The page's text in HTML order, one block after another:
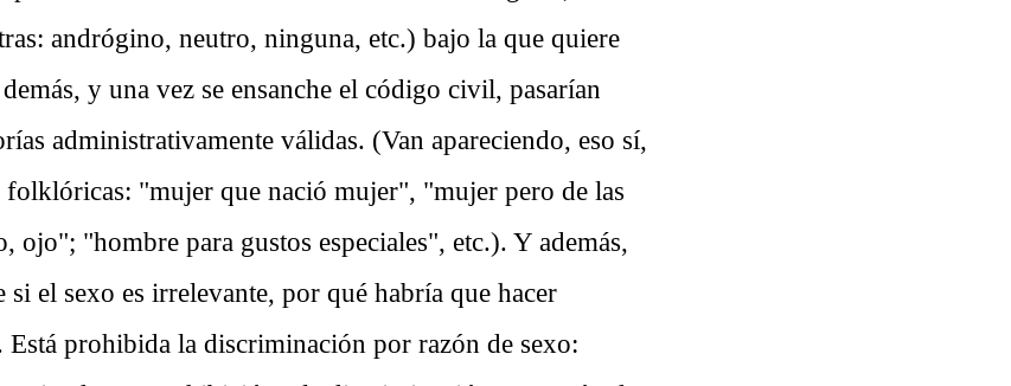
andrógino, neutro, ninguna, etc.) bajo la que quiere
y una vez se ensanche el código civil, pasarían
administrativamente válidas. (Van apareciendo, eso sí,
folklóricas: "mujer que nació mujer", "mujer pero de las
ojo"; "hombre para gustos especiales", etc.). Y además,
si el sexo es irrelevante, por qué habría que hacer
Está prohibida la discriminación por razón de sexo: